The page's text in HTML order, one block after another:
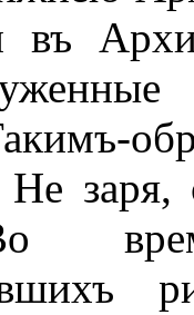
въ
заря,